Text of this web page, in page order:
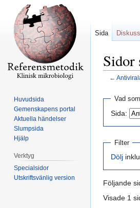
←
Hoppa
navigering
Hoppa
sök
Vad
Sida:
Filter
Dölj
Följande
Visade 1
Sida
Huvudsida
Gemenskapens portal
Aktuella händelser
Slumpsida
Hjälp
Verktyg
Specialsidor
Utskriftsvänlig version